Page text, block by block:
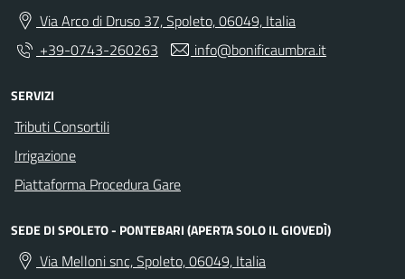
Via Arco di Druso 37, Spoleto, 06049, Italia
+39-0743-260263
info@bonificaumbra.it
SERVIZI
Tributi Consortili
Irrigazione
Piattaforma Procedura Gare
SEDE DI SPOLETO - PONTEBARI (APERTA SOLO IL GIOVEDÌ)
Via Melloni snc, Spoleto, 06049, Italia